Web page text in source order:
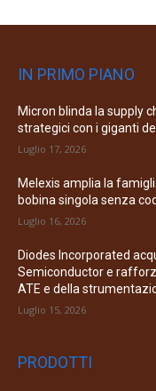
IN PRIMO PIANO
Micron blinda la supply
strategici con i giganti
Luglio 17, 2026
Melexis amplia la
bobina singola senza
Luglio 16, 2026
Diodes Incorporated
Semiconductor e
ATE e della
Luglio 15, 2026
PRODOTTI